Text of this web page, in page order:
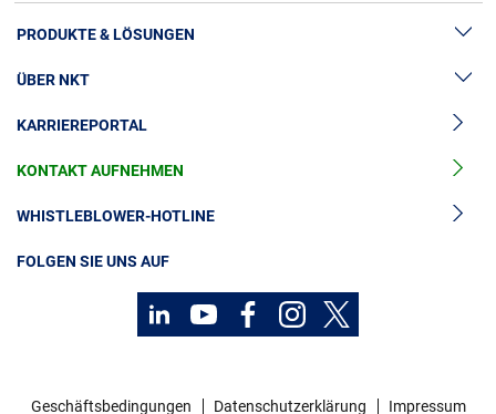
PRODUKTE & LÖSUNGEN
Hochspannung
Kabelgarnituren
Mittelspannungskabel
Niederspannungskabel
ÜBER NKT
News & Presse
Unsere Geschichte
Investoren
Nachhaltigkeit
KARRIEREPORTAL
KONTAKT AUFNEHMEN
WHISTLEBLOWER-HOTLINE
FOLGEN SIE UNS AUF
Geschäftsbedingungen Datenschutzerklärung Impressum